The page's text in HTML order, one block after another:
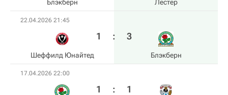
Блэкберн Лестер
22.04.2026 21:45
Шеффилд Юнайтед
1 : 3
Блэкберн
17.04.2026 22:00
1 : 1